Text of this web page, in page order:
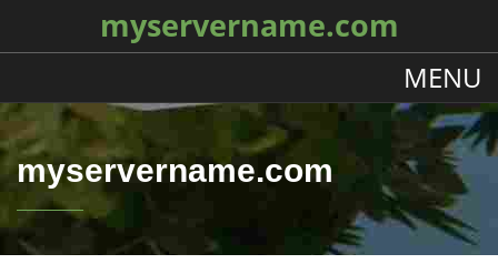
myservername.com
MENU
myservername.com